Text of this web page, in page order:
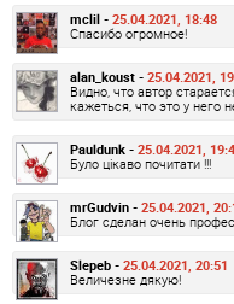
mclil - 25.04.2021, 18:48
Спасибо огромное!
alan_koust - 25.04.2021,
Видно, что автор
кажеться, что это у него
Pauldunk - 25.04.2021,
Було цікаво почитати !!!
mrGudvin - 25.04.2021,
Блог сделан очень
Slepeb - 25.04.2021, 20:51
Величезне дякую!